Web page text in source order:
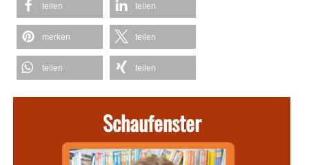
teilen teilen
merken teilen
teilen teilen
Schaufenster